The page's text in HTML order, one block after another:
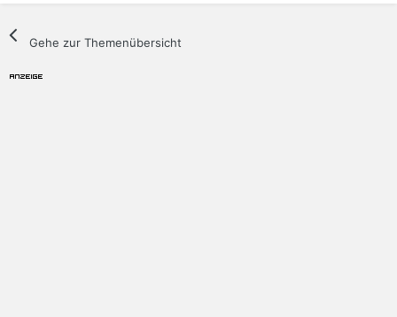
Gehe zur Themenübersicht